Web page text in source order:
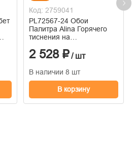
Код: 2759041
PL72567-24 Обои
Палитра Alina Горячего
тиснения на
1.06м x 10.05
2 528 ₽/ шт
В наличии 8 шт
В корзину